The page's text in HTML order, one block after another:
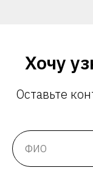
Хочу
Оставьте